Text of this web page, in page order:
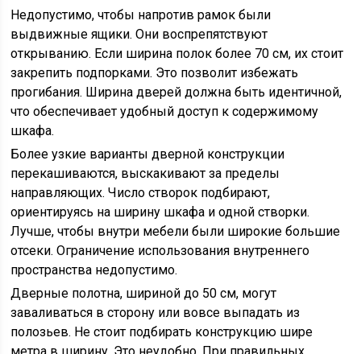
Недопустимо, чтобы напротив рамок были
выдвижные ящики. Они воспрепятствуют
открыванию. Если ширина полок более 70 см, их стоит
закрепить подпорками. Это позволит избежать
прогибания. Ширина дверей должна быть идентичной,
что обеспечивает удобный доступ к содержимому
шкафа.
Более узкие варианты дверной конструкции
перекашиваются, выскакивают за пределы
направляющих. Число створок подбирают,
ориентируясь на ширину шкафа и одной створки.
Лучше, чтобы внутри мебели были широкие большие
отсеки. Ограничение использования внутреннего
пространства недопустимо.
Дверные полотна, шириной до 50 см, могут
заваливаться в сторону или вовсе выпадать из
полозьев. Не стоит подбирать конструкцию шире